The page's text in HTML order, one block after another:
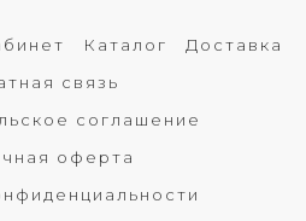
Каталог
Доставка
связь
соглашение
оферта